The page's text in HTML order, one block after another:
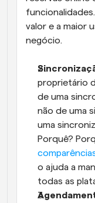
valor e a maior
negócio.
proprietário
de uma
não de uma
uma
Porquê?
o ajuda a
todas as